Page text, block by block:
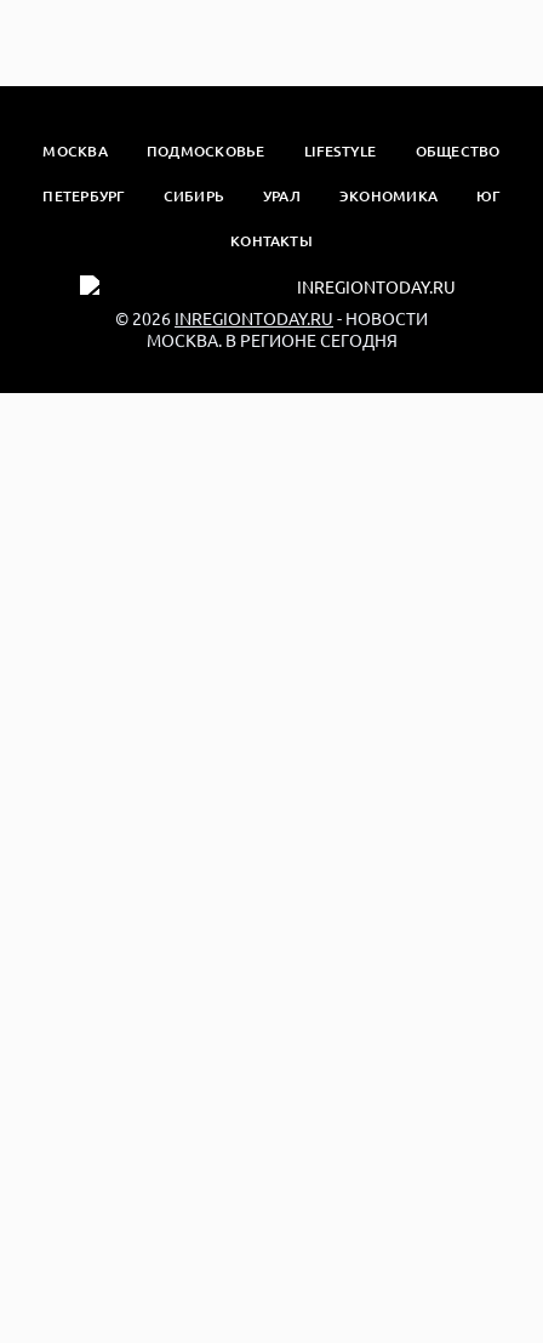
МОСКВА ПОДМОСКОВЬЕ LIFESTYLE ОБЩЕСТВО
ПЕТЕРБУРГ СИБИРЬ УРАЛ ЭКОНОМИКА ЮГ
КОНТАКТЫ
© 2026 INREGIONTODAY.RU - НОВОСТИ
МОСКВА. В РЕГИОНЕ СЕГОДНЯ